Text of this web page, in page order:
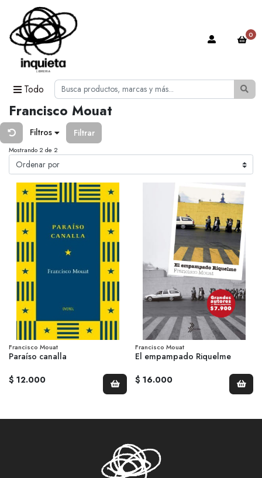
Todo
0
Francisco Mouat
Filtros Filtrar
Mostrando 2 de 2
Francisco Mouat
Paraíso canalla
$ 12.000
Francisco Mouat
El empampado Riquelme
$ 16.000